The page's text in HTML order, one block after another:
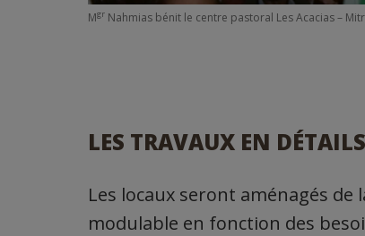
MgrNahmias bénit le centre pastoral Les Acacias –
LES TRAVAUX EN DÉTAILS
Les locaux seront aménagés de
modulable en fonction des